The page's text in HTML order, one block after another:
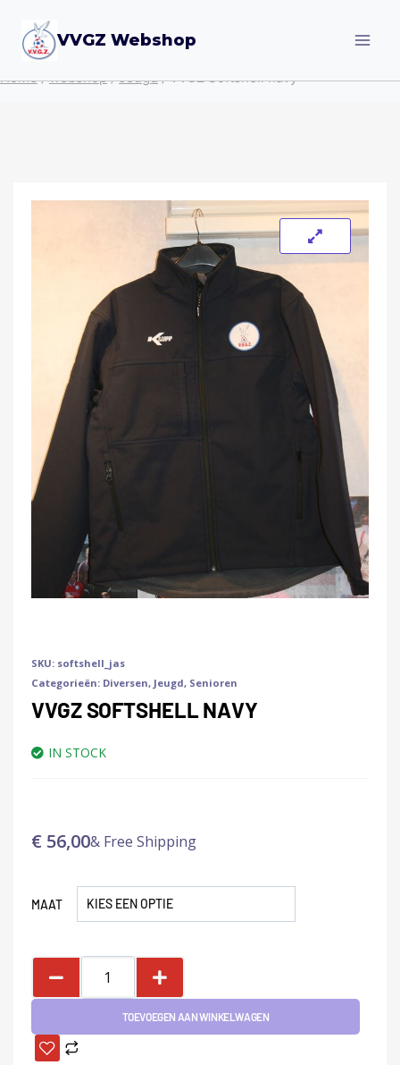
VVGZ Webshop
Home / webshop / Jeugd / VVGZ Softshell navy
SKU: softshell_jas
Categorieën: Diversen, Jeugd, Senioren
VVGZ SOFTSHELL NAVY
IN STOCK
€ 56,00& Free Shipping
MAAT
TOEVOEGEN AAN WINKELWAGEN